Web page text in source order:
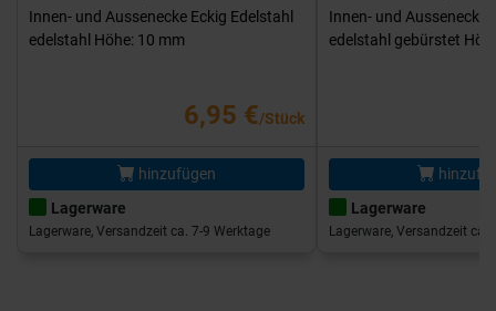
Innen- und Aussenecke Eckig Edelstahl
edelstahl Höhe: 10 mm
6,95 €/Stück
hinzufügen
Lagerware
Lagerware, Versandzeit ca. 7-9 Werktage
Innen- und Aussenecke
edelstahl gebürstet
Lagerware
Lagerware, Versandzeit ca.